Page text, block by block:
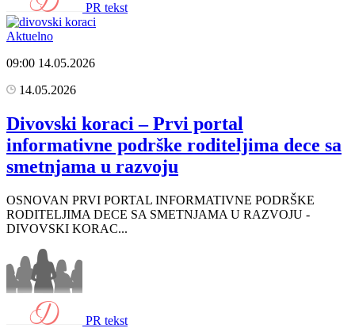
PR tekst
Aktuelno
09:00 14.05.2026
14.05.2026
Divovski koraci – Prvi portal
informativne podrške roditeljima dece sa
smetnjama u razvoju
OSNOVAN PRVI PORTAL INFORMATIVNE PODRŠKE
RODITELJIMA DECE SA SMETNJAMA U RAZVOJU -
DIVOVSKI KORAC...
PR tekst